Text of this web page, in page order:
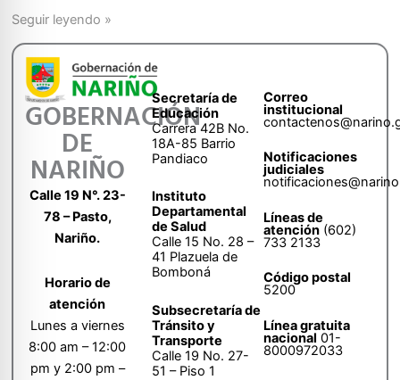
Seguir leyendo »
GOBERNACIÓN
DE
NARIÑO
Calle 19 N°. 23-
78 – Pasto,
Nariño.
Horario de
atención
Lunes a viernes
8:00 am – 12:00
pm y 2:00 pm –
Secretaría de
Educación
Carrera 42B No.
18A-85 Barrio
Pandiaco
Instituto
Departamental
de Salud
Calle 15 No. 28 –
41 Plazuela de
Bomboná
Subsecretaría de
Tránsito y
Transporte
Calle 19 No. 27-
51 – Piso 1
Correo
institucional
Notificaciones
judiciales
Líneas de
atención (602)
733 2133
Código postal
5200
Línea gratuita
nacional 01-
8000972033